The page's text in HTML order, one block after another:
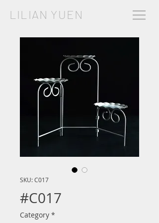
LILIAN YUEN
SKU: C017
#C017
Category *